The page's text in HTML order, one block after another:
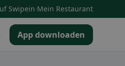
Swipein·Mein Restaurant
App downloaden